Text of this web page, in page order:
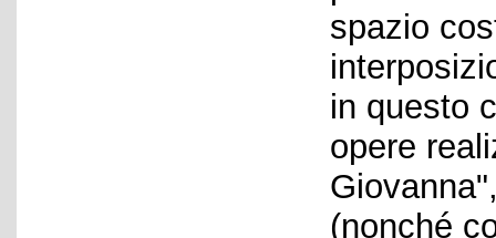
spazio
in questo
opere
(nonché